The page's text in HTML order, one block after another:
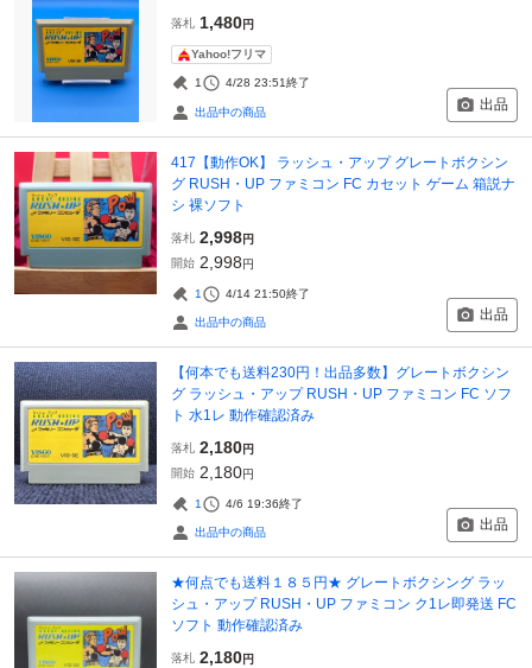
落札 1,480円
Yahoo!フリマ
1 4/28 23:51終了
出品中の商品 出品
417【動作OK】 ラッシュ・アップ グレートボクシン
グ RUSH・UP ファミコン FC カセット ゲーム 箱説ナ
シ 裸ソフト
落札 2,998円
開始 2,998円
1 4/14 21:50終了
出品中の商品 出品
【何本でも送料230円！出品多数】グレートボクシン
グ ラッシュ・アップ RUSH・UP ファミコン FC ソフ
ト 水1レ 動作確認済み
落札 2,180円
開始 2,180円
1 4/6 19:36終了
出品中の商品 出品
★何点でも送料１８５円★ グレートボクシング ラッ
シュ・アップ RUSH・UP ファミコン ク1レ即発送 FC
ソフト 動作確認済み
落札 2,180円